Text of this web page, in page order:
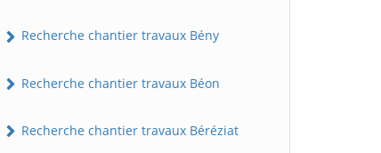
Recherche chantier travaux Bény
Recherche chantier travaux Béon
Recherche chantier travaux Béréziat